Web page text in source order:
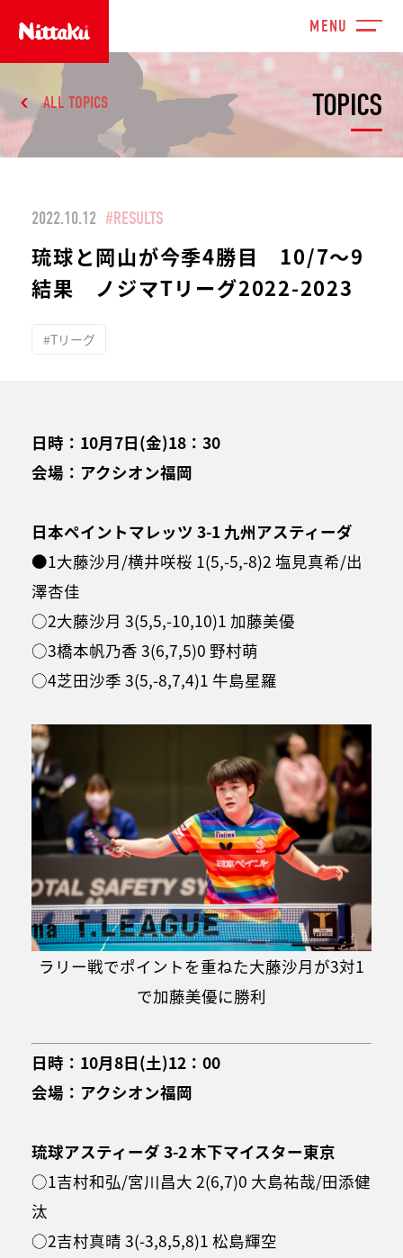
TOPICS
ALL TOPICS
2022.10.12 #RESULTS
琉球と岡山が今季4勝目 10/7～9
結果 ノジマTリーグ2022-2023
#Tリーグ
日時：10月7日(金)18：30
会場：アクシオン福岡
日本ペイントマレッツ 3-1 九州アスティーダ
●1大藤沙月/横井咲桜 1(5,-5,-8)2 塩見真希/出
澤杏佳
○2大藤沙月 3(5,5,-10,10)1 加藤美優
○3橋本帆乃香 3(6,7,5)0 野村萌
○4芝田沙季 3(5,-8,7,4)1 牛島星羅
ラリー戦でポイントを重ねた大藤沙月が3対1
で加藤美優に勝利
日時：10月8日(土)12：00
会場：アクシオン福岡
琉球アスティーダ 3-2 木下マイスター東京
○1吉村和弘/宮川昌大 2(6,7)0 大島祐哉/田添健
汰
○2吉村真晴 3(-3,8,5,8)1 松島輝空